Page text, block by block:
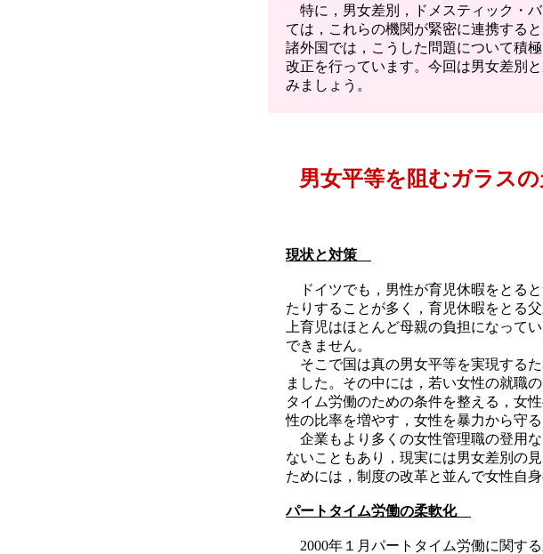
特に，男女差別，ドメスティック・
ては，これらの機関が緊密に連携する
諸外国では，こうした問題について積
改正を行っています。今回は男女差別
みましょう。
男女平等を阻むガラス
現状と対策
ドイツでも，男性が育児休暇をとる
たりすることが多く，育児休暇をとる
上育児はほとんど母親の負担になって
できません。
そこで国は真の男女平等を実現する
ました。その中には，若い女性の就職
タイム労働のための条件を整える，女
性の比率を増やす，女性を暴力から守
企業もより多くの女性管理職の登用
ないこともあり，現実には男女差別の
ためには，制度の改革と並んで女性自
パートタイム労働の柔軟化
2000年１月パートタイム労働に関す